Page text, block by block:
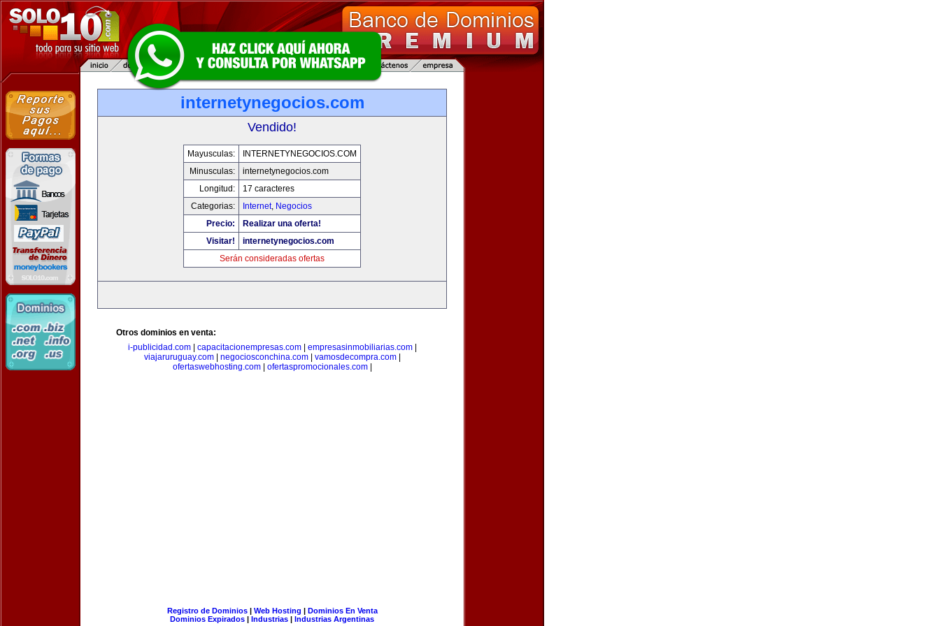
internetynegocios.com
Vendido!
Mayusculas:
INTERNETYNEGOCIOS.COM
Minusculas:
internetynegocios.com
Longitud:
17 caracteres
Categorias:
Internet, Negocios
Precio:
Realizar una oferta!
Visitar!
internetynegocios.com
Serán consideradas ofertas
Otros dominios en venta:
i-publicidad.com| capacitacionempresas.com| empresasinmobiliarias.com|
viajaruruguay.com| negociosconchina.com| vamosdecompra.com|
ofertaswebhosting.com| ofertaspromocionales.com|
Registro de Dominios| Web Hosting | Dominios En Venta
Dominios Expirados | Industrias | Industrias Argentinas